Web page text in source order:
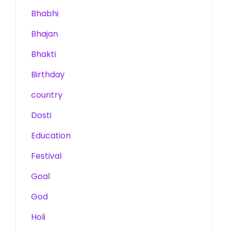
Bhabhi
Bhajan
Bhakti
Birthday
country
Dosti
Education
Festival
Goal
God
Holi